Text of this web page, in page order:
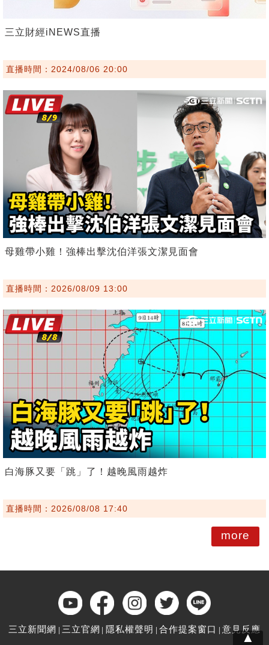
三立財經iNEWS直播
直播時間：2024/08/06 20:00
母雞帶小雞！強棒出擊沈伯洋張文潔見面會
直播時間：2026/08/09 13:00
白海豚又要「跳」了！越晚風雨越炸
直播時間：2026/08/08 17:40
more
三立新聞網 三立官網 隱私權聲明 合作提案窗口 意見反應
▲